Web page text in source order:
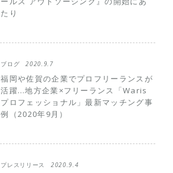
たり
ブログ 2020.9.7
福岡や佐賀の企業でプロフリーランスが
活躍…地方企業×フリーランス「Waris
プロフェッショナル」最新マッチング事
例（2020年9月）
プレスリリース 2020.9.4